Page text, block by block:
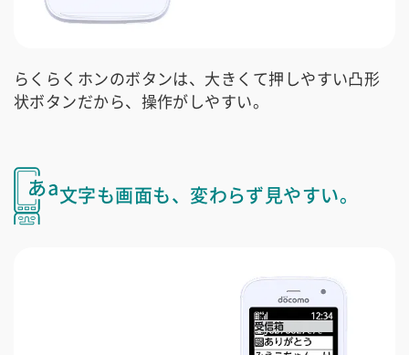
らくらくホンのボタンは、大きくて押しやすい凸形
状ボタンだから、操作がしやすい。
文字も画面も、変わらず見やすい。